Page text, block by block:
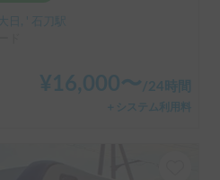
日, ' 石刀駅
¥ 16,000〜 /24時間
＋システム利用料